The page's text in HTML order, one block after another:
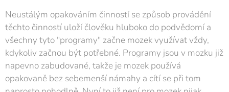
Neustálým opakováním činností se způsob provádění
těchto činností uloží člověku hluboko do podvědomí a
všechny tyto "programy" začne mozek využívat vždy,
kdykoliv začnou být potřebné. Programy jsou v mozku již
napevno zabudované, takže je mozek používá
opakovaně bez sebemenší námahy a cítí se při tom